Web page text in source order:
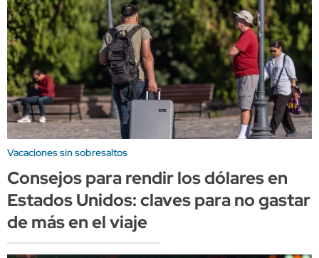
Vacaciones sin sobresaltos
Consejos para rendir los dólares en
Estados Unidos: claves para no gastar
de más en el viaje